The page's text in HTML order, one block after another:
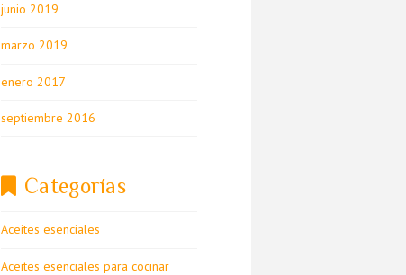
junio 2019
marzo 2019
enero 2017
septiembre 2016
Categorías
Aceites esenciales
Aceites esenciales para cocinar